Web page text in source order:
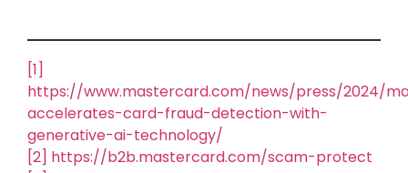
[1]
https://www.mastercard.com/news/press/2024/
accelerates-card-fraud-detection-with-
generative-ai-technology/
[2] https://b2b.mastercard.com/scam-protect